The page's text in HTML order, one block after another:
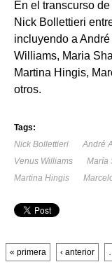
En el transcurso
Nick Bollettieri
incluyendo a
Williams, Maria
Martina Hingis,
otros.
Tags:
Nick Bollettieri
André
Venus Williams
María
Martina Hingis
Páginas
« primera ‹ anterior